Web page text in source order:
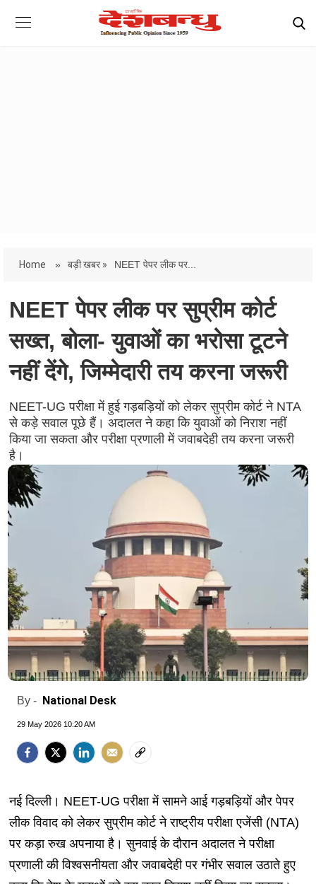
Home » बड़ी खबर » NEET पेपर लीक पर...
NEET पेपर लीक पर सुप्रीम कोर्ट
सख्त, बोला- युवाओं का भरोसा टूटने
नहीं देंगे, जिम्मेदारी तय करना जरूरी
NEET-UG परीक्षा में हुई गड़बड़ियों को लेकर सुप्रीम कोर्ट ने NTA
से कड़े सवाल पूछे हैं। अदालत ने कहा कि युवाओं को निराश नहीं
किया जा सकता और परीक्षा प्रणाली में जवाबदेही तय करना जरूरी
है।
By - National Desk
29 May 2026 10:20 AM
नई दिल्ली। NEET-UG परीक्षा में सामने आई गड़बड़ियों और पेपर
लीक विवाद को लेकर सुप्रीम कोर्ट ने राष्ट्रीय परीक्षा एजेंसी (NTA)
पर कड़ा रुख अपनाया है। सुनवाई के दौरान अदालत ने परीक्षा
प्रणाली की विश्वसनीयता और जवाबदेही पर गंभीर सवाल उठाते हुए